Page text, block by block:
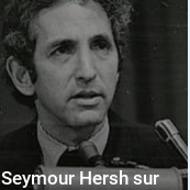
Seymour Hersh sur